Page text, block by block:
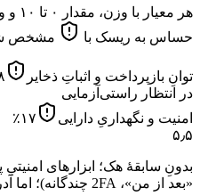
هر
حساس به ریسک با
مشخص
توانِ بازپرداخت و اثباتِ ذخایر
در انتظار راستی‌آزمایی
امنیت و نگهداریِ دارایی
۱۷٪
۵٫۵
«بعد از من»، 2FA چندگانه)؛ اما آدرسِ کلد ولت افشا نشده.